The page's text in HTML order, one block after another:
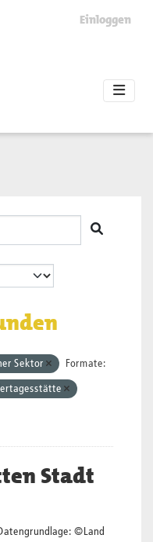
Einloggen
Sektor Formate:
Stadt
©Land